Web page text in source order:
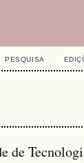
PESQUISA
de